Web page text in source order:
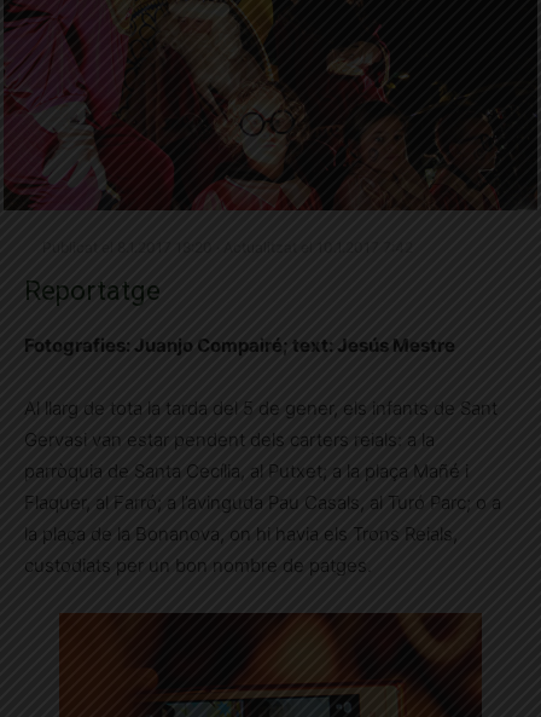
Reportatge
Fotografies: Juanjo Compairé; text: Jesús Mestre
Al llarg de tota la tarda del 5 de gener, els infants de Sant
Gervasi van estar pendent dels carters reials: a la
parròquia de Santa Cecília, al Putxet; a la plaça Mañé i
Flaquer, al Farró; a l’avinguda Pau Casals, al Turó Parc; o a
la plaça de la Bonanova, on hi havia els Trons Reials,
custodiats per un bon nombre de patges.